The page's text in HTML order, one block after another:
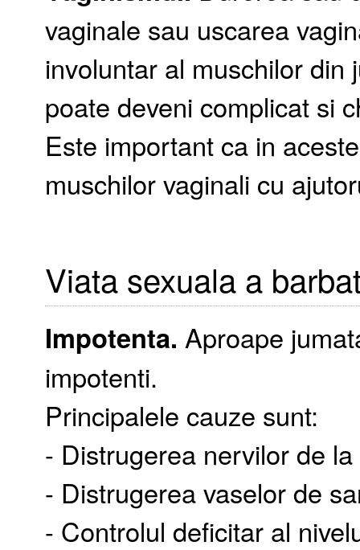
vaginale sau uscarea
involuntar al muschilor din
poate deveni complicat si
Este important ca in
muschilor vaginali cu
Viata sexuala a
Impotenta. Aproape
impotenti.
Principalele cauze sunt:
- Distrugerea nervilor de
- Distrugerea vaselor de
- Controlul deficitar al